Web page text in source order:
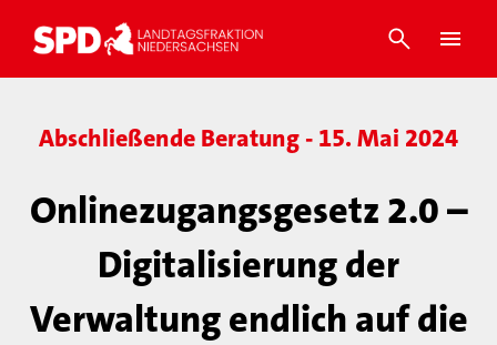
Abschließende Beratung - 15. Mai 2024
Onlinezugangsgesetz 2.0 –
Digitalisierung der
Verwaltung endlich auf die